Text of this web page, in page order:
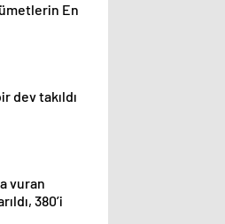
En
dev takıldı
vuran
380’i